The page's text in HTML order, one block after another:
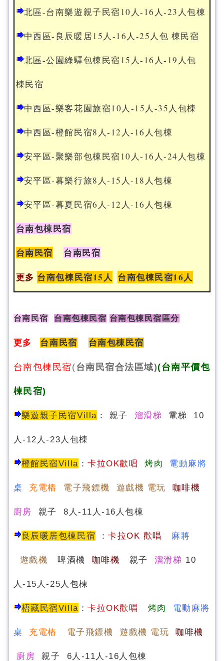
北區-台南樂遊親子民宿10人-16人-23人包棟
中西區-良辰暖居15人-16人-25人包 棟民宿
北區-公園綠驛包棟民宿15人-16人-19人包
棟民宿
中西區-樂客花園旅宿10人-15人-35人包棟
中西區-橙館民宿8人-12人-16人包棟
安平區-聚樂部包棟民宿10人-16人-24人包棟
安平區-暮樂行旅8人-15人-18人包棟
安平區-暮夏民宿6人-12人-16人包棟
台南包棟民宿
台南民宿
台南民宿
更多 台南包棟民宿15人 台南包棟民宿16人
台南民宿 台南包棟民宿 台南包棟民宿區分
更多 台南民宿 台南包棟民宿
台南包棟民宿 (台南民宿合法區域)(台南平價包
棟民宿)
樂遊親子民宿Villa ： 親子 溜滑梯 電梯 10
人-12人-23人包棟
橙館民宿Villa ：卡拉OK歡唱 烤肉 電動麻將
桌 充電樁 電子飛鏢機 遊戲機 電玩 咖啡機
廚房 親子 8人-11人-16人包棟
良辰暖居包棟民宿 ：卡拉OK 歡唱 麻將
遊戲機 啤酒機 咖啡機 親子 溜滑梯 10
人-15人-25人包棟
梧藏民宿Villa ：卡拉OK歡唱 烤肉 電動麻將
桌 充電樁 電子飛鏢機 遊戲機 電玩 咖啡機
廚房 親子 6人-11人-16人包棟